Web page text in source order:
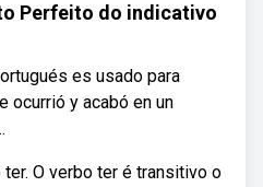
Perfeito do indicativo
es usado para
ocurrió y acabó en un
O verbo ter é transitivo o